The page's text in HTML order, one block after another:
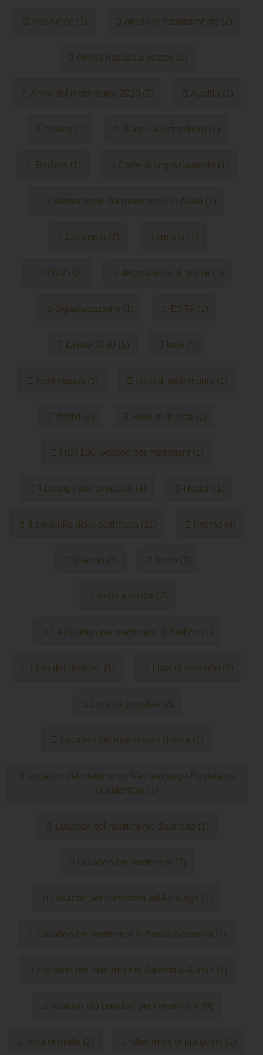
Alto Adige (1) anello di fidanzamento (2)
Anello nuziale a puzzle (2)
Anno del matrimonio 2020 (2) Austria (1)
azione (1) Baden-Württemberg (1)
Baviera (1) Carte di ringraziamento (1)
Celebrazione del matrimonio in Assia (1)
Concorso (2) corona (1)
COVID (2) decorazione di nozze (1)
digitalizzazione (1) ESTA (1)
Estate 2020 (1) fede (5)
Fedi nuziali (5) festa di matrimonio (1)
festivi (2) Filtro di ricerca (1)
HOT100 location per matrimoni (1)
I consigli dell'avvocato (4) I regali (1)
Il consiglio della settimana (11) interno (4)
inverno (2) Invito (1)
invito a nozze (2)
Le location per matrimoni di Berlino (1)
Lista dei desideri (1) Lista di controllo (2)
Località popolari (2)
Location del matrimonio Brema (1)
Location del matrimonio Meclemburgo-Pomerania
Occidentale (1)
Location del matrimonio Saarland (1)
Location per matrimoni (7)
Location per matrimoni ad Amburgo (1)
Location per matrimoni in Bassa Sassonia (1)
Location per matrimoni in Sassonia-Anhalt (1)
location più popolari per i matrimoni (9)
luna di miele (2) Matrimoni di più giorni (1)